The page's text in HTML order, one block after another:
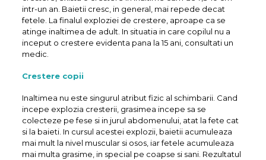
intr-un an. Baietii cresc, in general, mai repede decat
fetele. La finalul exploziei de crestere, aproape ca se
atinge inaltimea de adult. In situatia in care copilul nu a
inceput o crestere evidenta pana la 15 ani, consultati un
medic.
Crestere copii
Inaltimea nu este singurul atribut fizic al schimbarii. Cand
incepe explozia cresterii, grasimea incepe sa se
colecteze pe fese si in jurul abdomenului, atat la fete cat
si la baieti. In cursul acestei explozii, baietii acumuleaza
mai mult la nivel muscular si osos, iar fetele acumuleaza
mai multa grasime, in special pe coapse si sani. Rezultatul